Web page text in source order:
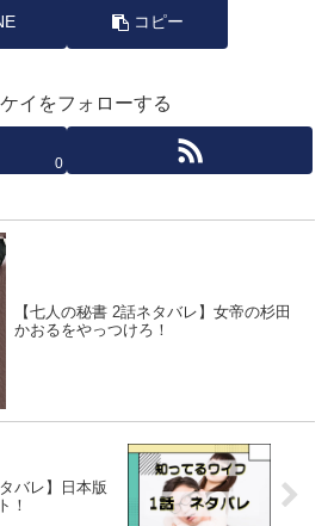
コピー
ケイをフォローする
0
【七人の秘書 2話ネタバレ】女帝の杉田
かおるをやっつけろ！
バレ】日本版
！